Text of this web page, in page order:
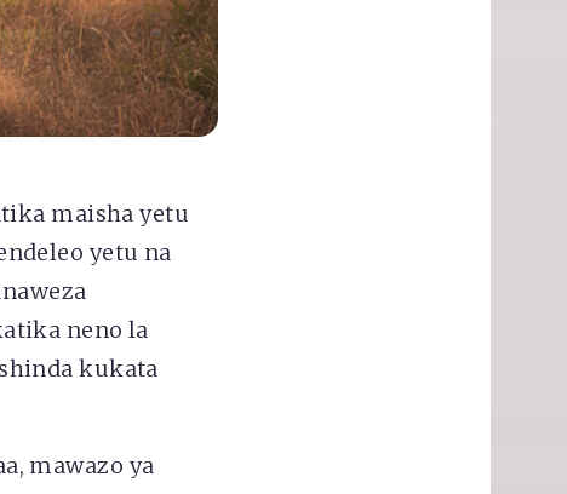
maisha yetu
yetu na
neno la
kukata
mawazo ya